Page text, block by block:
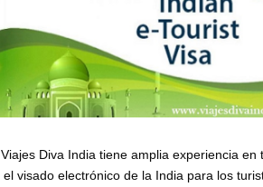
Viajes Diva India tiene amplia experiencia en
el visado electrónico de la India para los